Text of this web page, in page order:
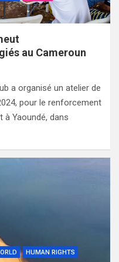
au Cameroun
a organisé un atelier de
pour le renforcement
Yaoundé, dans
HUMAN RIGHTS